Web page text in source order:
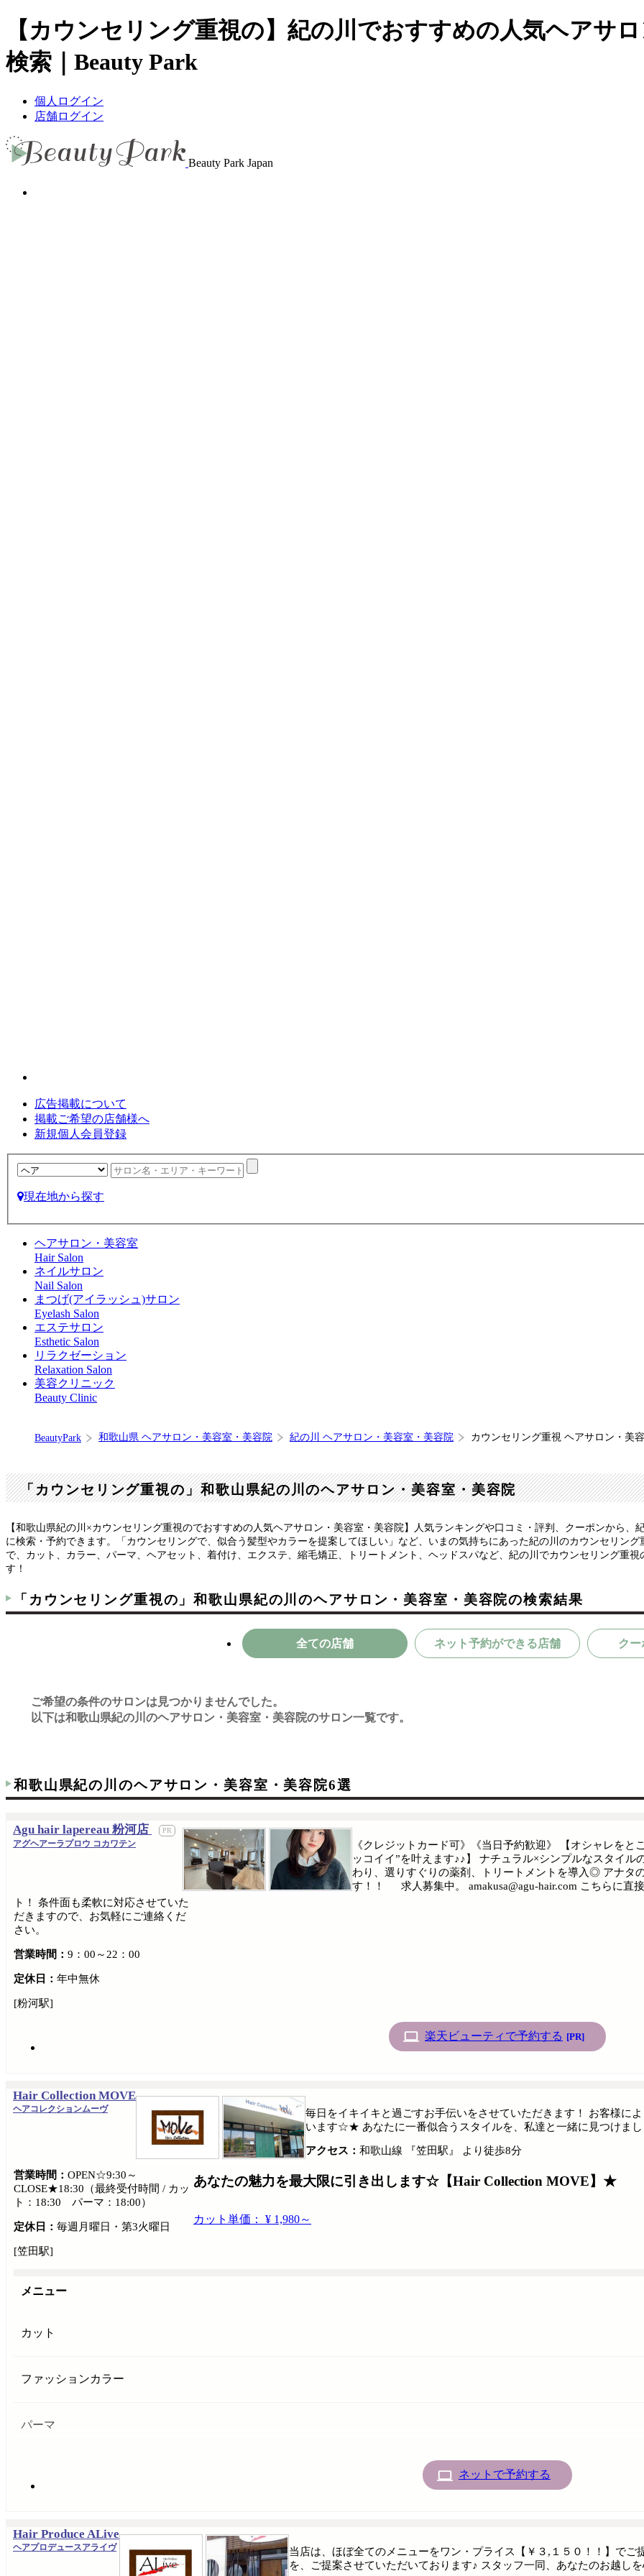
【カウンセリング重視の】紀の川でおすすめの人気ヘアサ
検索｜Beauty Park
個人ログイン
店舗ログイン
Beauty Park Japan
広告掲載について
掲載ご希望の店舗様へ
新規個人会員登録
現在地から探す
ヘアサロン・美容室
Hair Salon
ネイルサロン
Nail Salon
まつげ(アイラッシュ)サロン
Eyelash Salon
エステサロン
Esthetic Salon
リラクゼーション
Relaxation Salon
美容クリニック
Beauty Clinic
BeautyPark 和歌山県 ヘアサロン・美容室・美容院 紀の川 ヘアサロン・美容室・美容院 カウンセリング重視 ヘアサロン・美
「カウンセリング重視の」和歌山県紀の川のヘアサロン・美容室・美容院
【和歌山県紀の川×カウンセリング重視のでおすすめの人気ヘアサロン・美容室・美容院】人気ランキングや口コミ・評判、クーポンから
に検索・予約できます。「カウンセリングで、似合う髪型やカラーを提案してほしい」など、いまの気持ちにあった紀の川のカウンセリン
で、カット、カラー、パーマ、ヘアセット、着付け、エクステ、縮毛矯正、トリートメント、ヘッドスパなど、紀の川でカウンセリング重
す！
「カウンセリング重視の」和歌山県紀の川のヘアサロン・美容室・美容院の検索結果
全ての店舗 ネット予約ができる店舗 クー
ご希望の条件のサロンは見つかりませんでした。
以下は和歌山県紀の川のヘアサロン・美容室・美容院のサロン一覧です。
和歌山県紀の川のヘアサロン・美容室・美容院6選
Agu hair lapereau 粉河店
アグヘアーラプロウ コカワテン
《クレジットカード可》《当日予約歓迎》 【オシャレを
ッコイイ”を叶えます♪♪】 ナチュラル×シンプルなスタイ
わり、選りすぐりの薬剤、トリートメントを導入◎ アナタ
す！！ 求人募集中。 amakusa@agu-hair.com こちらに直
ト！ 条件面も柔軟に対応させていた
だきますので、お気軽にご連絡くだ
さい。
営業時間： 9：00～22：00
定休日： 年中無休
[粉河駅]
楽天ビューティで予約する [PR]
Hair Collection MOVE
ヘアコレクションムーヴ
あなたの魅力を最大限に引き出します☆【Hair Collection MOVE】★
カット単価： ¥ 1,980～
毎日をイキイキと過ごすお手伝いをさせていただきます！ お客様に
います☆★ あなたに一番似合うスタイルを、私達と一緒に見つけま
アクセス： 和歌山線 『笠田駅』 より徒歩8分
営業時間： OPEN☆9:30～
CLOSE★18:30（最終受付時間 / カッ
ト：18:30 パーマ：18:00）
定休日： 毎週月曜日・第3火曜日
[笠田駅]
メニュー
カット
ファッションカラー
パーマ
ネットで予約する
Hair Produce ALive
ヘアプロデュースアライヴ
当店は、ほぼ全てのメニューをワン・プライス【￥３,１５０！！】で
を、ご提案させていただいております♪ スタッフ一同、あなたのお越し